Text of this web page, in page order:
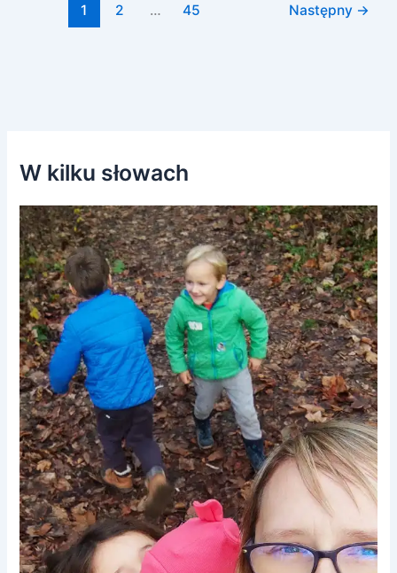
1 2 … 45 Następny →
W kilku słowach